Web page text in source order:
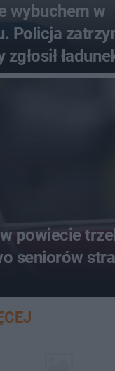
wybuchem w
Policja
powiecie
seniorów